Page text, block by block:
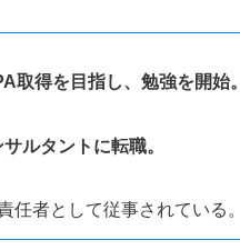
取得を目指し、勉強を開始。
ルタントに転職。
者として従事されている。